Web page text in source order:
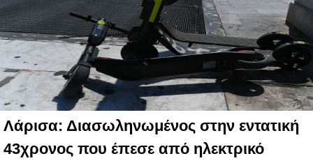
Λάρισα: Διασωληνωμένος στην εντατική
43χρονος που έπεσε από ηλεκτρικό